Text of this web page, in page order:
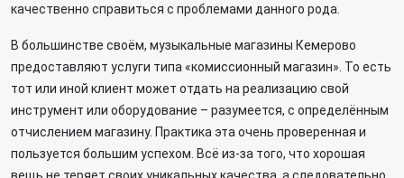
качественно справиться с проблемами данного рода.
В большинстве своём, музыкальные магазины Кемерово
предоставляют услуги типа «комиссионный магазин». То есть
тот или иной клиент может отдать на реализацию свой
инструмент или оборудование – разумеется, с определённым
отчислением магазину. Практика эта очень проверенная и
пользуется большим успехом. Всё из-за того, что хорошая